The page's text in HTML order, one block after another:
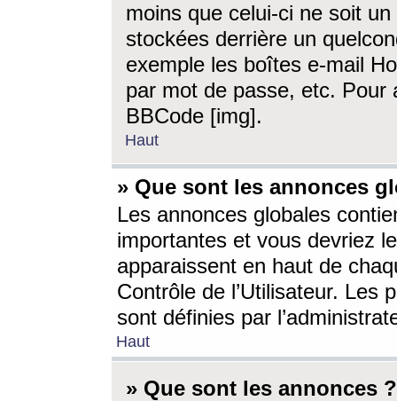
moins que celui-ci ne soit
stockées derrière un
exemple les boîtes e-mail
par mot de passe, etc. Pour
BBCode [img].
Haut
» Que sont les annonces
Les annonces globales
importantes et vous devriez
apparaissent en haut de
Contrôle de l’Utilisateur. Les
sont définies par
Haut
» Que sont les annonces ?